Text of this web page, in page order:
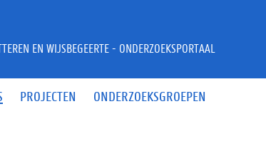
PROJECTEN ONDERZOEKSGROEPEN
EN WIJSBEGEERTE - ONDERZOEKSPORTAAL